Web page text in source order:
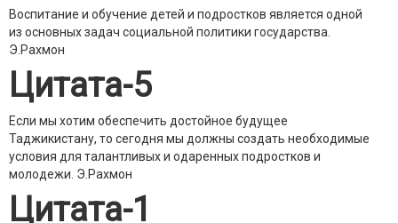
Воспитание и обучение детей и подростков является одной
из основных задач социальной политики государства.
Э.Рахмон
Цитата-5
Если мы хотим обеспечить достойное будущее
Таджикистану, то сегодня мы должны создать необходимые
условия для талантливых и одаренных подростков и
молодежи. Э.Рахмон
Цитата-1